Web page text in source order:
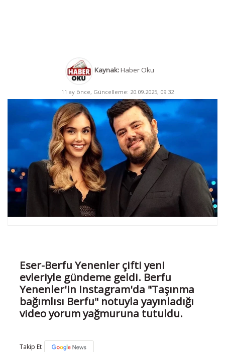
Kaynak:Haber Oku
11 ay önce, Güncelleme: 20.09.2025, 09:32
Eser-Berfu Yenenler çifti yeni
evleriyle gündeme geldi. Berfu
Yenenler'in Instagram'da "Taşınma
bağımlısı Berfu" notuyla yayınladığı
video yorum yağmuruna tutuldu.
Takip Et